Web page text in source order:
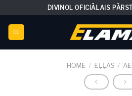
to
content
DIVINOL OFICIĀLAIS
HOME / EĻĻAS /